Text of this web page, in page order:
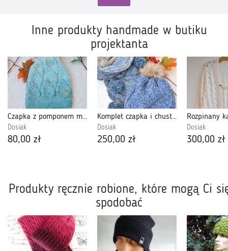
Inne produkty handmade w butiku
projektanta
Czapka z pomponem mięta z kremem
Dosiak
80,00 zł
Komplet czapka i chusta w niebieskim i beżu
Dosiak
250,00 zł
Dosiak
300,00 zł
Produkty ręcznie robione, które mogą Ci
spodobać